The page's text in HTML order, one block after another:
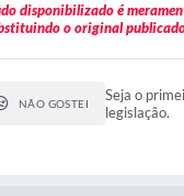
disponibilizado é
o original
NÃO GOSTEI
Seja o
legislação.